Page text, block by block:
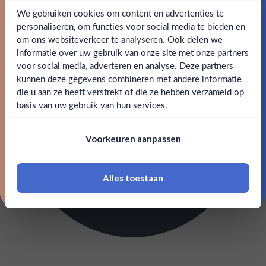
Ben jij 18 jaar of ouder?
Ja Nee
18 jaar of ouder zijn
We gebruiken cookies om content en advertenties te
personaliseren, om functies voor social media te bieden en
om ons websiteverkeer te analyseren. Ook delen we
informatie over uw gebruik van onze site met onze partners
voor social media, adverteren en analyse. Deze partners
kunnen deze gegevens combineren met andere informatie
die u aan ze heeft verstrekt of die ze hebben verzameld op
basis van uw gebruik van hun services.
Voorkeuren aanpassen
Alles toestaan
Schrijf je in en ontvang direct 5% korting op je eerste
bestelling.
Email
Claim mijn korting